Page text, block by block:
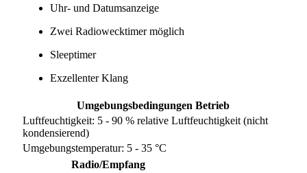
Uhr- und Datumsanzeige
Zwei Radiowecktimer möglich
Sleeptimer
Exzellenter Klang
Umgebungsbedingungen Betrieb
Luftfeuchtigkeit: 5 - 90 % relative Luftfeuchtigkeit (nicht
kondensierend)
Umgebungstemperatur: 5 - 35 °C
Radio/Empfang